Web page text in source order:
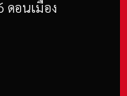
ดอนเมือง